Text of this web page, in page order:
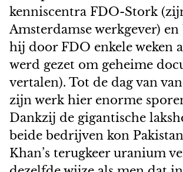
kenniscentra FDO-Stork
Amsterdamse werkgever) en
hij door FDO enkele weken
werd gezet om geheime
vertalen). Tot de dag van
zijn werk hier enorme
Dankzij de gigantische
beide bedrijven kon
Khan’s terugkeer uranium